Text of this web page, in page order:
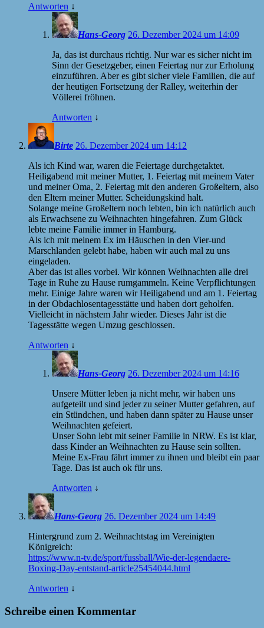
Antworten ↓
Hans-Georg 26. Dezember 2024 um 14:09
Ja, das ist durchaus richtig. Nur war es sicher nicht im
Sinn der Gesetzgeber, einen Feiertag nur zur Erholung
einzuführen. Aber es gibt sicher viele Familien, die auf
der heutigen Fortsetzung der Ralley, weiterhin der
Völlerei fröhnen.
Antworten ↓
Birte 26. Dezember 2024 um 14:12
Als ich Kind war, waren die Feiertage durchgetaktet.
Heiligabend mit meiner Mutter, 1. Feiertag mit meinem Vater
und meiner Oma, 2. Feiertag mit den anderen Großeltern, also
den Eltern meiner Mutter. Scheidungskind halt.
Solange meine Großeltern noch lebten, bin ich natürlich auch
als Erwachsene zu Weihnachten hingefahren. Zum Glück
lebte meine Familie immer in Hamburg.
Als ich mit meinem Ex im Häuschen in den Vier-und
Marschlanden gelebt habe, haben wir auch mal zu uns
eingeladen.
Aber das ist alles vorbei. Wir können Weihnachten alle drei
Tage in Ruhe zu Hause rumgammeln. Keine Verpflichtungen
mehr. Einige Jahre waren wir Heiligabend und am 1. Feiertag
in der Obdachlosentagesstätte und haben dort geholfen.
Vielleicht in nächstem Jahr wieder. Dieses Jahr ist die
Tagesstätte wegen Umzug geschlossen.
Antworten ↓
Hans-Georg 26. Dezember 2024 um 14:16
Unsere Mütter leben ja nicht mehr, wir haben uns
aufgeteilt und sind jeder zu seiner Mutter gefahren, auf
ein Stündchen, und haben dann später zu Hause unser
Weihnachten gefeiert.
Unser Sohn lebt mit seiner Familie in NRW. Es ist klar,
dass Kinder an Weihnachten zu Hause sein sollten.
Meine Ex-Frau fährt immer zu ihnen und bleibt ein paar
Tage. Das ist auch ok für uns.
Antworten ↓
Hans-Georg 26. Dezember 2024 um 14:49
Hintergrund zum 2. Weihnachtstag im Vereinigten
Königreich:
https://www.n-tv.de/sport/fussball/Wie-der-legendaere-
Boxing-Day-entstand-article25454044.html
Antworten ↓
Schreibe einen Kommentar